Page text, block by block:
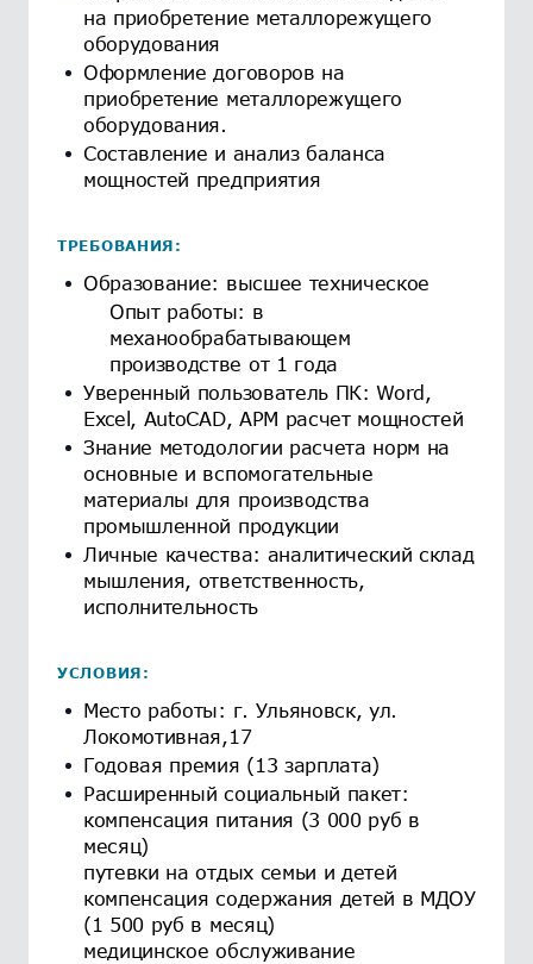
на приобретение металлорежущего
оборудования
Оформление договоров на
приобретение металлорежущего
оборудования.
Составление и анализ баланса
мощностей предприятия
ТРЕБОВАНИЯ:
Образование: высшее техническое
Опыт работы: в
механообрабатывающем
производстве от 1 года
Уверенный пользователь ПК: Word,
Excel, AutoCAD, АРМ расчет мощностей
Знание методологии расчета норм на
основные и вспомогательные
материалы для производства
промышленной продукции
Личные качества: аналитический склад
мышления, ответственность,
исполнительность
УСЛОВИЯ:
Место работы: г. Ульяновск, ул.
Локомотивная,17
Годовая премия (13 зарплата)
Расширенный социальный пакет:
компенсация питания (3 000 руб в
месяц)
путевки на отдых семьи и детей
компенсация содержания детей в МДОУ
(1 500 руб в месяц)
медицинское обслуживание